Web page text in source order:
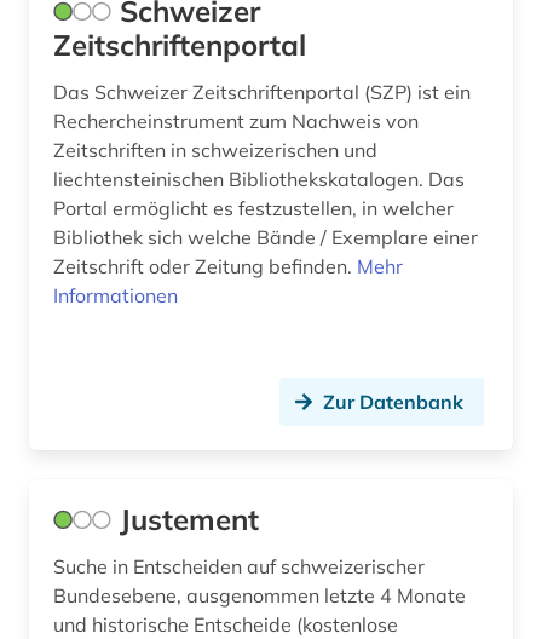
großbetrieb (1)
handschrift (1)
holz (1)
import (1)
italianistik (3)
jazz (2)
jazz-festival (2)
Schweizer
Zeitschriftenportal
Das Schweizer Zeitschriftenportal (SZP) ist ein
Rechercheinstrument zum Nachweis von
Zeitschriften in schweizerischen und
liechtensteinischen Bibliothekskatalogen. Das
Portal ermöglicht es festzustellen, in welcher
Bibliothek sich welche Bände / Exemplare einer
Zeitschrift oder Zeitung befinden. Mehr
Informationen
Zur Datenbank
Justement
Suche in Entscheiden auf schweizerischer
Bundesebene, ausgenommen letzte 4 Monate
und historische Entscheide (kostenlose